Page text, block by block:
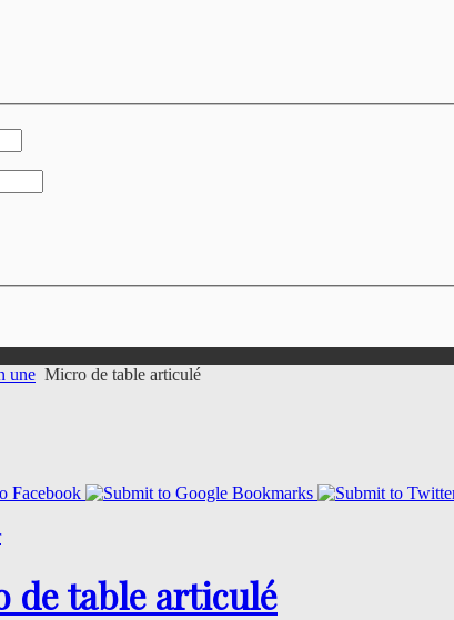
une Micro de table articulé
de table articulé